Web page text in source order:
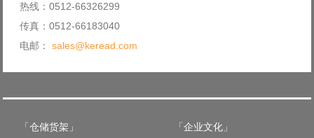
热线：0512-66326299
传真：0512-66183040
电邮： sales@keread.com
「仓储货架」 「企业文化」